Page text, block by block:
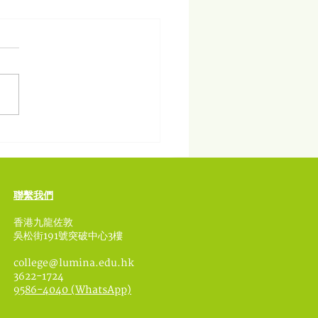
聯繫我們
香港九龍佐敦
吳松街191號突破中心3樓
college@lumina.edu.hk
3622-1724
9586-4040 (WhatsApp)